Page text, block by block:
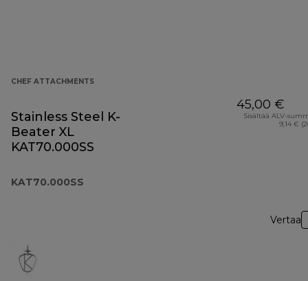
CHEF ATTACHMENTS
Stainless Steel K-
Beater XL
KAT70.000SS
KAT70.000SS
45,00 €
Sisältää ALV-
9,14 €
Vertaa